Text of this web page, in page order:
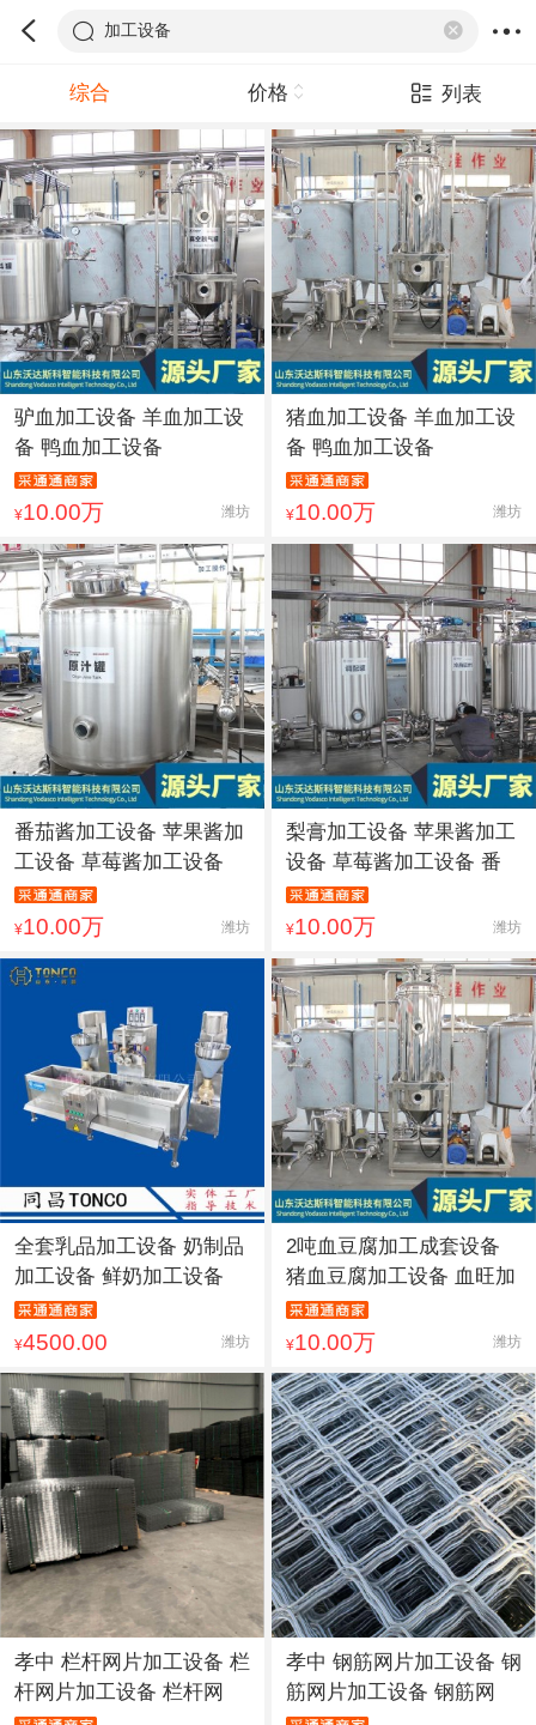
加工设备
综合 价格 列表
驴血加工设备 羊血加工设
备 鸭血加工设备
¥10.00万 潍坊
猪血加工设备 羊血加工设
备 鸭血加工设备
¥10.00万 潍坊
番茄酱加工设备 苹果酱加
工设备 草莓酱加工设备
¥10.00万 潍坊
梨膏加工设备 苹果酱加工
设备 草莓酱加工设备 番
¥10.00万 潍坊
全套乳品加工设备 奶制品
加工设备 鲜奶加工设备
¥4500.00 潍坊
2吨血豆腐加工成套设备
猪血豆腐加工设备 血旺加
¥10.00万 潍坊
孝中 栏杆网片加工设备 栏
杆网片加工设备 栏杆网
孝中 钢筋网片加工设备 钢
筋网片加工设备 钢筋网